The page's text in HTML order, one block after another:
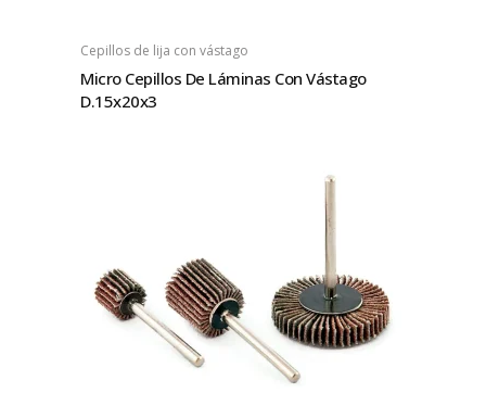
Cepillos de lija con vástago
Micro Cepillos De Láminas Con Vástago
D.15x20x3